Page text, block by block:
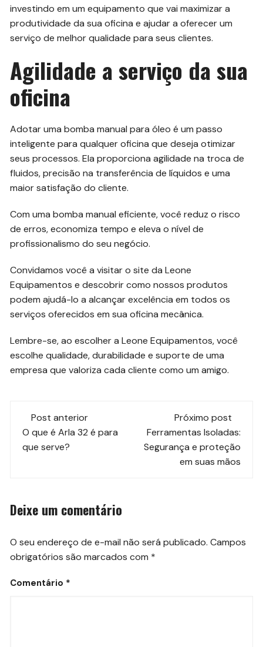
investindo em um equipamento que vai maximizar a
produtividade da sua oficina e ajudar a oferecer um
serviço de melhor qualidade para seus clientes.
Agilidade a serviço da sua
oficina
Adotar uma bomba manual para óleo é um passo
inteligente para qualquer oficina que deseja otimizar
seus processos. Ela proporciona agilidade na troca de
fluidos, precisão na transferência de líquidos e uma
maior satisfação do cliente.
Com uma bomba manual eficiente, você reduz o risco
de erros, economiza tempo e eleva o nível de
profissionalismo do seu negócio.
Convidamos você a visitar o site da Leone
Equipamentos e descobrir como nossos produtos
podem ajudá-lo a alcançar excelência em todos os
serviços oferecidos em sua oficina mecânica.
Lembre-se, ao escolher a Leone Equipamentos, você
escolhe qualidade, durabilidade e suporte de uma
empresa que valoriza cada cliente como um amigo.
Navegação
de
Post anterior
O que é Arla 32 é para
que serve?
Próximo post
Ferramentas Isoladas:
Segurança e proteção
em suas mãos
Deixe um comentário
O seu endereço de e-mail não será publicado. Campos
obrigatórios são marcados com *
Comentário *